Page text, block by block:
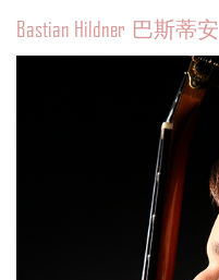
Bastian Hildner 巴斯蒂安